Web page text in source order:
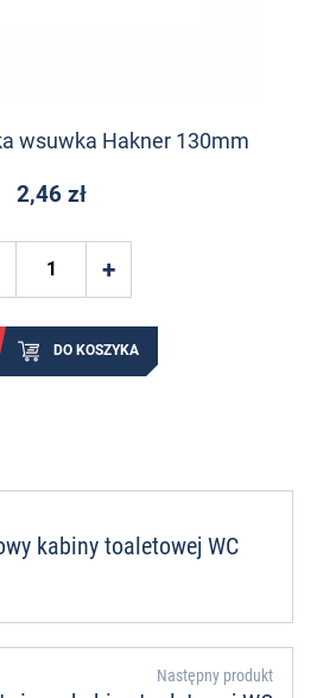
wsuwka Hakner 130mm
2,46 zł
DO KOSZYKA
kabiny toaletowej WC
Następny produkt